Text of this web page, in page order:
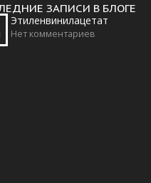
ЗАПИСИ В БЛОГЕ
Этиленвинилацетат
Нет комментариев